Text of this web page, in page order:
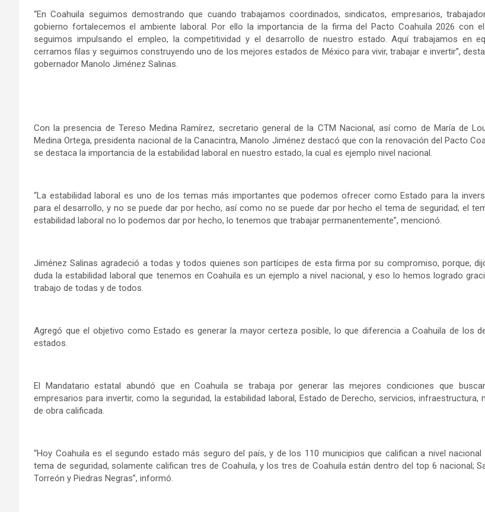
“En Coahuila seguimos demostrando que cuando trabajamos coordinados, sindicatos, empresarios,
gobierno fortalecemos el ambiente laboral. Por ello la importancia de la firma del Pacto Coahuila 2026 con
seguimos impulsando el empleo, la competitividad y el desarrollo de nuestro estado. Aquí trabajamos en
cerramos filas y seguimos construyendo uno de los mejores estados de México para vivir, trabajar e invertir”,
gobernador Manolo Jiménez Salinas.
Con la presencia de Tereso Medina Ramírez, secretario general de la CTM Nacional, así como de María de
Medina Ortega, presidenta nacional de la Canacintra, Manolo Jiménez destacó que con la renovación del Pacto
se destaca la importancia de la estabilidad laboral en nuestro estado, la cual es ejemplo nivel nacional.
“La estabilidad laboral es uno de los temas más importantes que podemos ofrecer como Estado para la
para el desarrollo, y no se puede dar por hecho, así como no se puede dar por hecho el tema de seguridad; el
estabilidad laboral no lo podemos dar por hecho, lo tenemos que trabajar permanentemente”, mencionó.
Jiménez Salinas agradeció a todas y todos quienes son partícipes de esta firma por su compromiso, porque,
duda la estabilidad laboral que tenemos en Coahuila es un ejemplo a nivel nacional, y eso lo hemos logrado
trabajo de todas y de todos.
Agregó que el objetivo como Estado es generar la mayor certeza posible, lo que diferencia a Coahuila de los
estados.
El Mandatario estatal abundó que en Coahuila se trabaja por generar las mejores condiciones que
empresarios para invertir, como la seguridad, la estabilidad laboral, Estado de Derecho, servicios, infraestructura,
de obra calificada.
“Hoy Coahuila es el segundo estado más seguro del país, y de los 110 municipios que califican a nivel nacional
tema de seguridad, solamente califican tres de Coahuila, y los tres de Coahuila están dentro del top 6 nacional;
Torreón y Piedras Negras”, informó.